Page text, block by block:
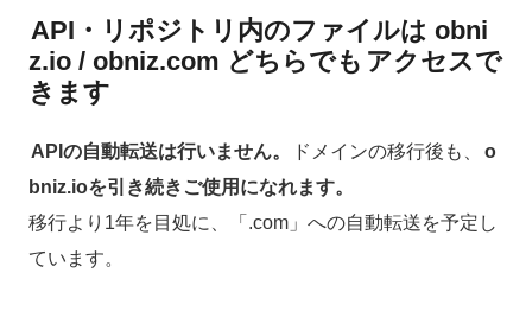
API・リポジトリ内のファイルは obni
z.io / obniz.com どちらでも アクセスで
きます
APIの自動転送は行いません。 ドメインの移行後も、
o
bniz.ioを引き続きご使用になれます。
移行より1年を目処に、「.com」への自動転送を予定し
ています。